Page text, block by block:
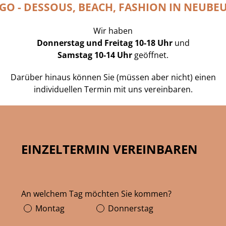
- DESSOUS, BEACH, FASHION IN
Wir haben
Donnerstag und Freitag 10-18 Uhrund
Samstag 10-14 Uhr geöffnet.
Darüber hinaus können Sie (müssen aber nicht) einen
individuellen Termin mit uns vereinbaren.
EINZELTERMIN VEREINBAREN
An welchem Tag möchten Sie kommen?
Montag
Donnerstag